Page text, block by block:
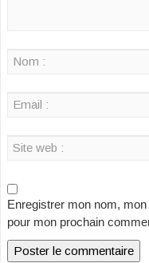
Enregistrer mon nom,
pour mon prochain